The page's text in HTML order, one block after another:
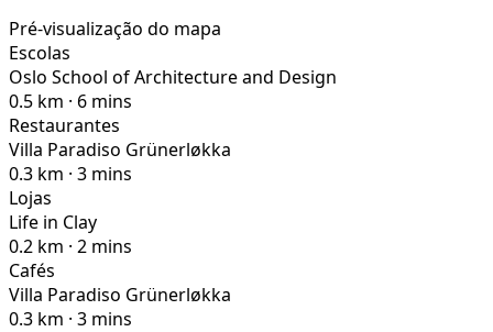
Pré-visualização do mapa
Escolas
Oslo School of Architecture and Design
0.5 km · 6 mins
Restaurantes
Villa Paradiso Grünerløkka
0.3 km · 3 mins
Lojas
Life in Clay
0.2 km · 2 mins
Cafés
Villa Paradiso Grünerløkka
0.3 km · 3 mins